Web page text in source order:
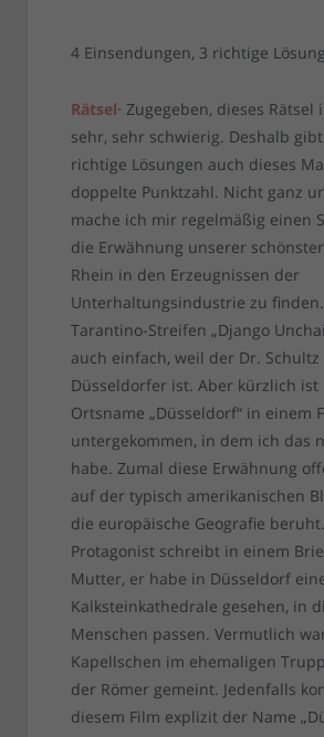
4 Einsendungen, 3 richtige
Rätsel· Zugegeben, dieses Rätsel
sehr, sehr schwierig. Deshalb
richtige Lösungen auch dieses
doppelte Punktzahl. Nicht ganz
mache ich mir regelmäßig einen
die Erwähnung unserer
Rhein in den Erzeugnissen der
Unterhaltungsindustrie zu
Tarantino-Streifen „Django
auch einfach, weil der Dr.
Düsseldorfer ist. Aber kürzlich ist
Ortsname „Düsseldorf“ in einem
untergekommen, in dem ich das
habe. Zumal diese Erwähnung
auf der typisch amerikanischen
die europäische Geografie
Protagonist schreibt in einem
Mutter, er habe in Düsseldorf
Kalksteinkathedrale gesehen, in
Menschen passen. Vermutlich
Kapellschen im ehemaligen
der Römer gemeint. Jedenfalls
diesem Film explizit der Name